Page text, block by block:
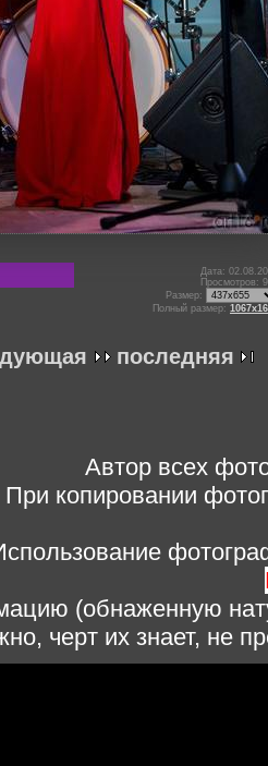
Дата:
Просмотров:
Размер:
Полный размер:
последняя
Автор всех
При копировании
(обнаженную
черт их знает, не